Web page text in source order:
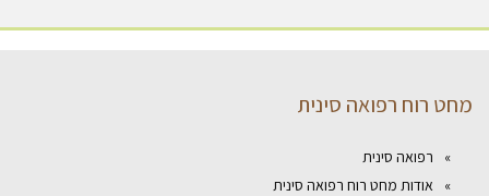
מחט רוח רפואה סינית
רפואה סינית
אודות מחט רוח רפואה סינית